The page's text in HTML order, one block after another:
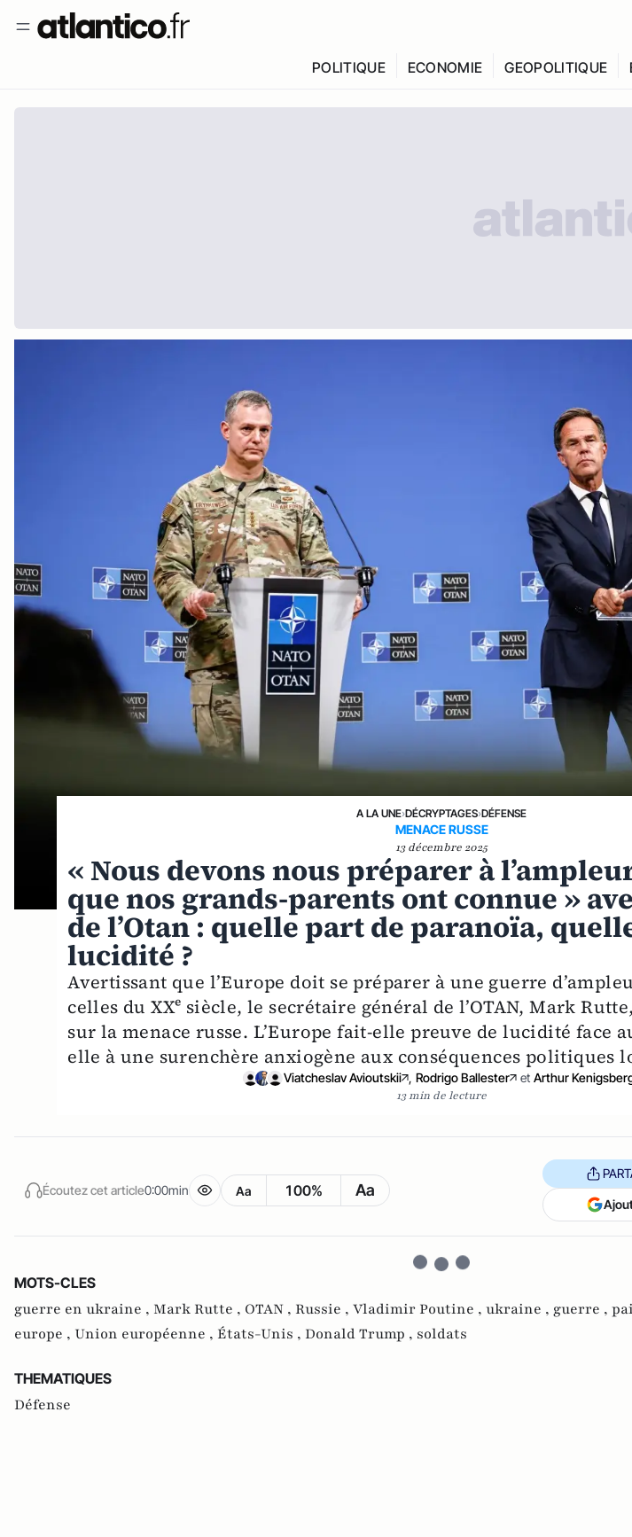
POLITIQUE ECONOMIE GEOPOLITIQUE
A LA UNE›DÉCRYPTAGES›DÉFENSE
MENACE RUSSE
13 décembre 2025
« Nous devons nous préparer à
que nos grands-parents ont connue »
de l’Otan : quelle part de paranoïa,
lucidité ?
Avertissant que l’Europe doit se préparer à une guerre
celles du XXᵉ siècle, le secrétaire général de l’OTAN, Mark
sur la menace russe. L’Europe fait-elle preuve de lucidité face
elle à une surenchère anxiogène aux conséquences politiques
Viatcheslav Avioutskii , Rodrigo Ballester et Arthur
13 min de lecture
Écoutez cet article0:00min Aa 100% Aa
MOTS-CLES
guerre en ukraine , Mark Rutte , OTAN , Russie , Vladimir Poutine , ukraine , guerre ,
europe , Union européenne , États-Unis , Donald Trump , soldats
THEMATIQUES
Défense